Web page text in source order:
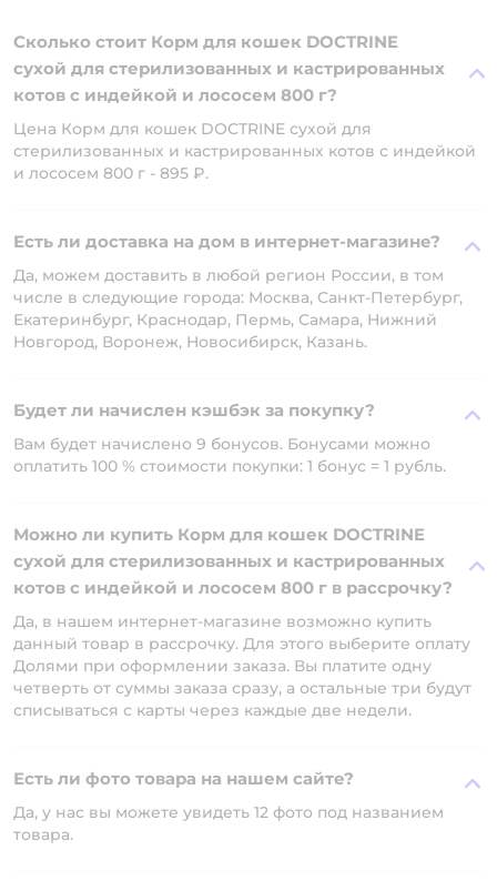
Сколько стоит Корм для кошек DOCTRINE
сухой для стерилизованных и кастрированных
котов с индейкой и лососем 800 г?
Цена Корм для кошек DOCTRINE сухой для
стерилизованных и кастрированных котов с индейкой
и лососем 800 г - 895 ₽.
Есть ли доставка на дом в интернет-магазине?
Да, можем доставить в любой регион России, в том
числе в следующие города: Москва, Санкт-Петербург,
Екатеринбург, Краснодар, Пермь, Самара, Нижний
Новгород, Воронеж, Новосибирск, Казань.
Будет ли начислен кэшбэк за покупку?
Вам будет начислено 9 бонусов. Бонусами можно
оплатить 100 % стоимости покупки: 1 бонус = 1 рубль.
Можно ли купить Корм для кошек DOCTRINE
сухой для стерилизованных и кастрированных
котов с индейкой и лососем 800 г в рассрочку?
Да, в нашем интернет-магазине возможно купить
данный товар в рассрочку. Для этого выберите оплату
Долями при оформлении заказа. Вы платите одну
четверть от суммы заказа сразу, а остальные три будут
списываться с карты через каждые две недели.
Есть ли фото товара на нашем сайте?
Да, у нас вы можете увидеть 12 фото под названием
товара.